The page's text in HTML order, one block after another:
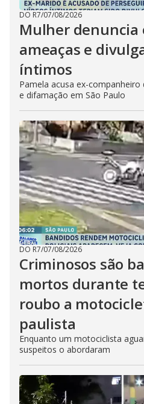
DO R7/07/08/2026
Mulher denuncia
ameaças e
íntimos
Pamela acusa ex-
e difamação em São Paulo
DO R7/07/08/2026
Criminosos são
mortos durante
roubo a
paulista
Enquanto um motociclista
suspeitos o abordaram